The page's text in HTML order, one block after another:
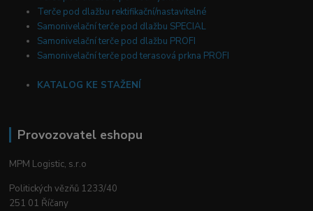
Terče pod dlažbu rektifikační/nastavitelné
Samonivelační terče pod dlažbu SPECIAL
Samonivelační terče pod dlažbu PROFI
Samonivelační terče pod terasová prkna PROFI
KATALOG KE STAŽENÍ
Provozovatel eshopu
MPM Logistic, s.r.o
Politických vězňů 1233/40
251 01 Říčany